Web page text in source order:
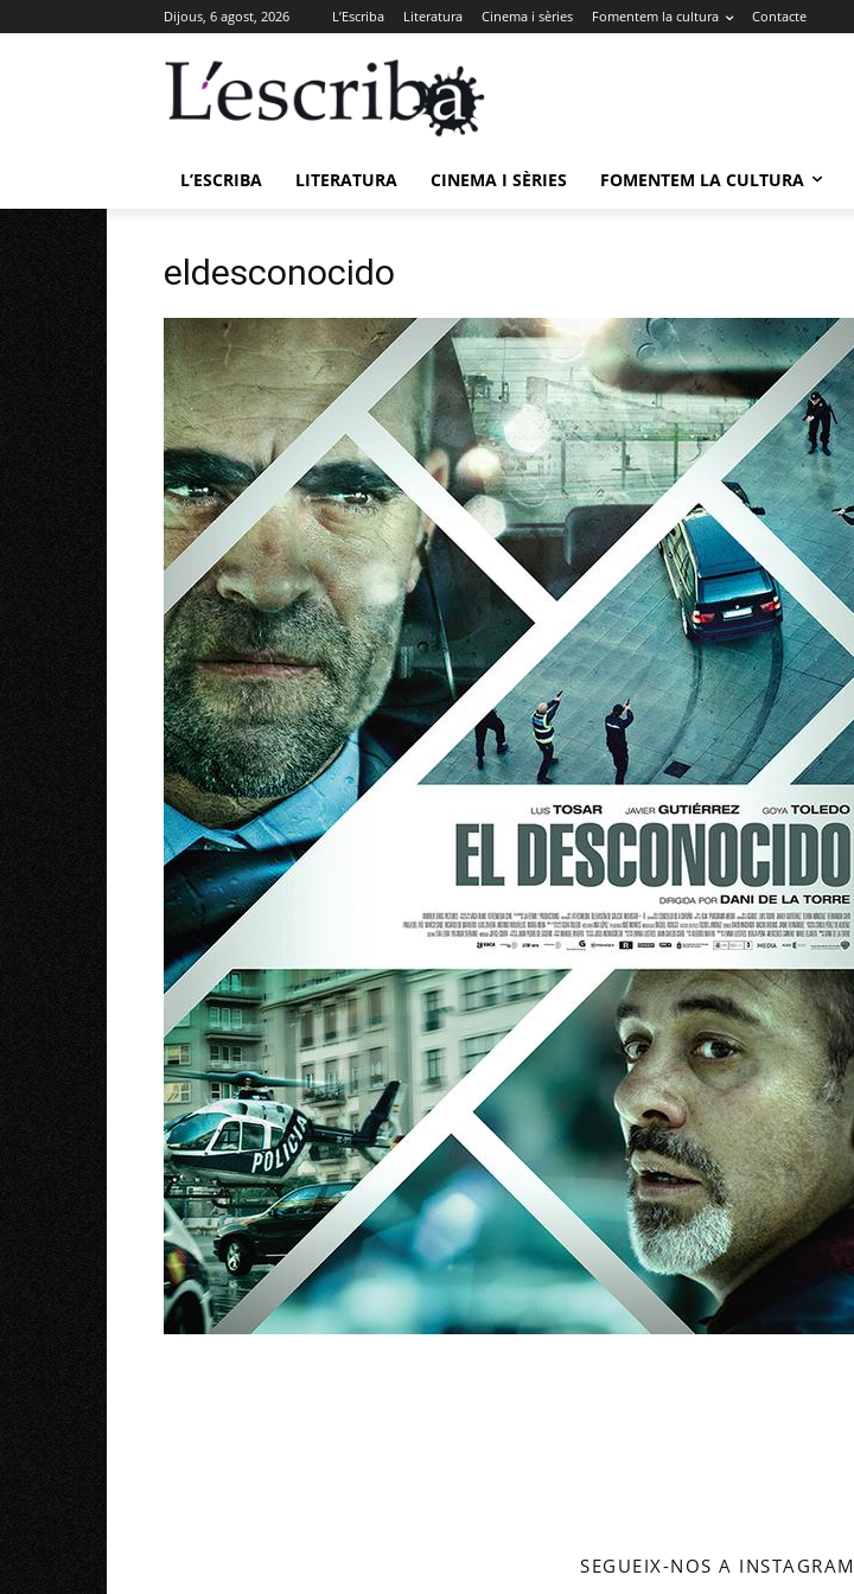
Dijous, 6 agost, 2026 L’Escriba Literatura Cinema i sèries Fomentem la cultura Contacte
L’ESCRIBA LITERATURA CINEMA I SÈRIES FOMENTEM LA CULTURA
eldesconocido
SEGUEIX-NOS A INSTAGRAM